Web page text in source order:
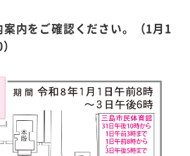
内をご確認ください。（1月1